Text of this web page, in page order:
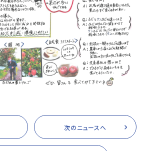
次のニュースへ